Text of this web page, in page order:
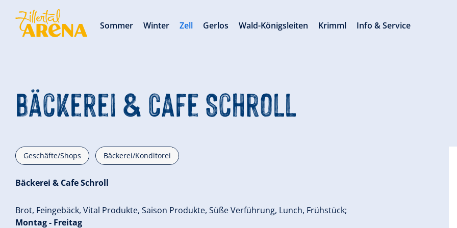
Bäckerei & Cafe Schroll
Geschäfte/Shops Bäckerei/Konditorei
Bäckerei & Cafe Schroll
Brot, Feingebäck, Vital Produkte, Saison Produkte, Süße Verführung, Lunch, Frühstück;
Montag - Freitag
Sommer Winter Zell Gerlos Wald-Königsleiten Krimml Info & Service